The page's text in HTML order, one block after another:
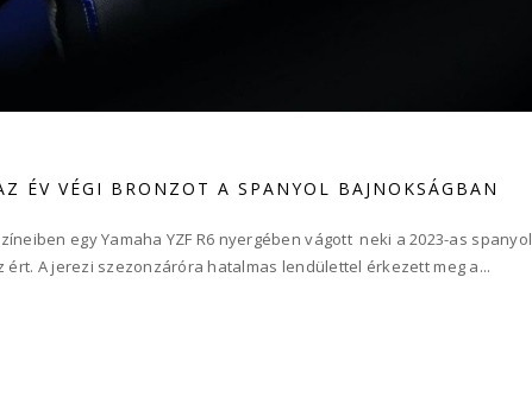
ÉV VÉGI BRONZOT A SPANYOL BAJNOKSÁGBAN
egy Yamaha YZF R6 nyergében vágott neki a 2023-as spanyol
A jerezi szezonzáróra hatalmas lendülettel érkezett meg a...